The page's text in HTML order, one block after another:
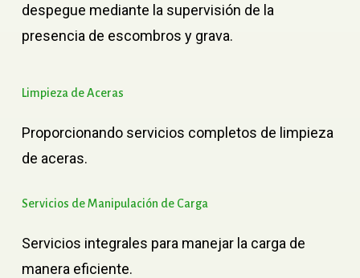
despegue mediante la supervisión de la
presencia de escombros y grava.
Limpieza deAceras
Proporcionando servicios completos de limpieza
de aceras.
Servicios deManipulación de Carga
Servicios integrales para manejar la carga de
manera eficiente.